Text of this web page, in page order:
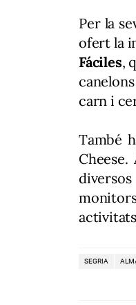
Per la
ofert la
Fáciles,
carn i
També
SEGRIA